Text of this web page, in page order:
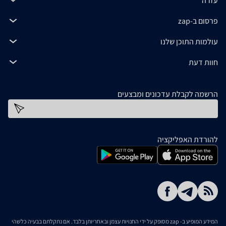
פרסום ב-zap
עולמות התוכן שלנו
חוות דעת
הרשמה לקבלת עדכונים ומבצעים
להורדת האפליקציה
המידע המופיע ב- zap מסופק על ידי החנויות עצמן ובאחריותן בלבד. אם נתקלתם בבעיה כלשהי